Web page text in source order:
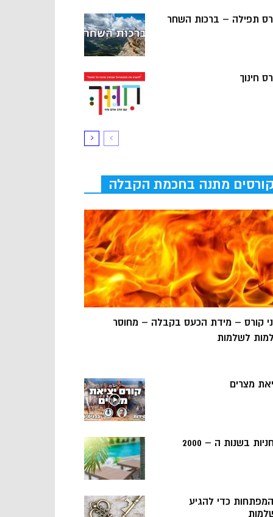
תפילה – ברכות השחר
חינוך
קורסים מתנה בחכמת הקבלה
קורס – מידת הכעס בקבלה – מחוסר
לשלמות
מצרים
בשנות ה – 2000
5 המפתחות כדי להגיע